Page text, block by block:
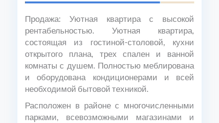
Продажа: Уютная квартира с высокой
рентабельностью. Уютная квартира,
состоящая из гостиной-столовой, кухни
открытого плана, трех спален и ванной
комнаты с душем. Полностью меблирована
и оборудована кондиционерами и всей
необходимой бытовой техникой.
Расположен в районе с многочисленными
парками, всевозможными магазинами и